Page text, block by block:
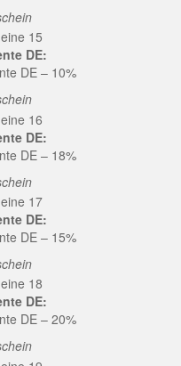
DE:
DE – 10%
DE:
DE – 18%
DE:
DE – 15%
DE:
DE – 20%